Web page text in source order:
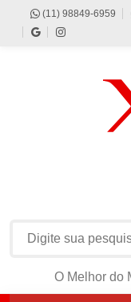
(11) 98849-6959
O Melhor do